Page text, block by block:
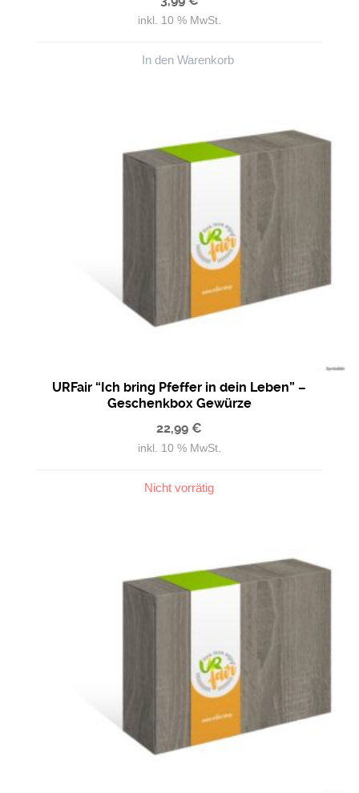
inkl. 10 % MwSt.
In den Warenkorb
URFair “Ich bring Pfeffer in dein Leben” –
Geschenkbox Gewürze
22,99€
inkl. 10 % MwSt.
Nicht vorrätig